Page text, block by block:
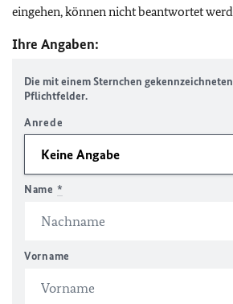
eingehen, können nicht beantwortet
Ihre Angaben:
Die mit einem Sternchen
Pflichtfelder.
Anrede
Name *
Vorname